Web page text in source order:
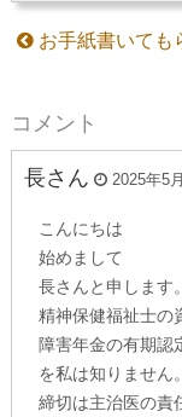
お手紙書いても
コメント
長さん 2025年5
こんにちは
始めまして
長さんと申します。
精神保健福祉士の
障害年金の有期認
を私は知りません。
締切は主治医の責